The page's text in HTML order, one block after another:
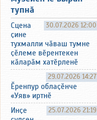
тупнӑ
30.07.2026 12:00
Сцена
ҫине
тухмалли чӑваш тумне
ҫӗлеме вӗрентекен
кӑларӑм хатӗрленӗ
29.07.2026 14:27
Ӗренпур облаҫӗнче
«Уяв» иртнӗ
25.07.2026 21:19
Инҫе